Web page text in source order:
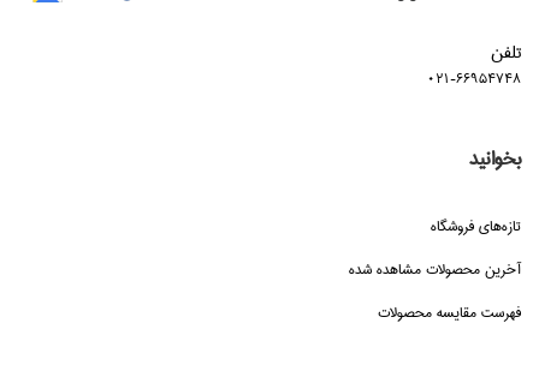
تلفن
021-66954748
بخوانید
تازه‌هاي فروشگاه
آخرین محصولات مشاهده شده
فهرست مقایسه محصولات